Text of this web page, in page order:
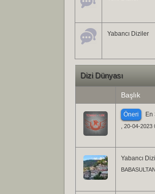
Yabancı Diziler
Dizi Dünyası
Başlık
Öneri
, 20-04-2023
Yabancı
BABASULTAN